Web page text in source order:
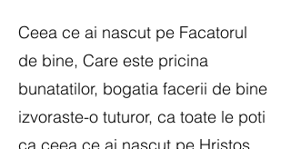
Ceea ce ai nascut pe Facatorul
de bine, Care este pricina
bunatatilor, bogatia facerii de bine
izvoraste-o tuturor, ca toate le poti